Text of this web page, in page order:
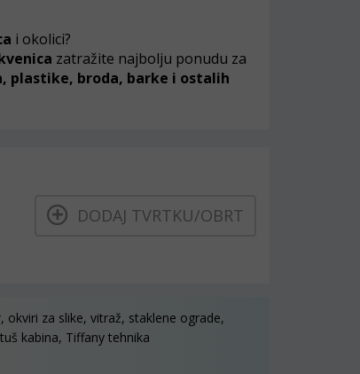
i okolici?
zatražite najbolju ponudu za
plastike, broda, barke i ostalih
DODAJ TVRTKU/OBRT
okviri za slike, vitraž, staklene ograde,
kabina, Tiffany tehnika